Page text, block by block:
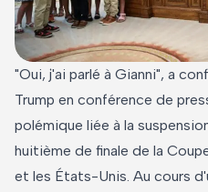
"Oui, j'ai parlé à Gianni", a
Trump en conférence de
polémique liée à la
huitième de finale de la
et les États-Unis. Au cours